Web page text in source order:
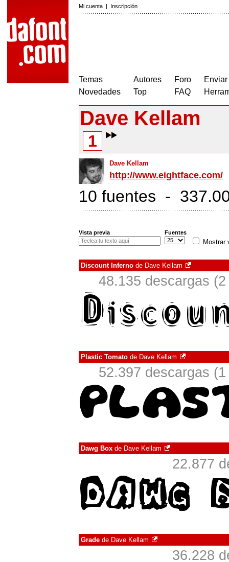
Mi cuenta | Inscripción
Temas
Novedades
Autores
Top
Foro
FAQ
Dave Kellam
1
Dave Kellam
http://www.eightface.com/
10 fuentes -
Vista previa Fuentes
Mostrar
Discount Inferno de Dave Kellam
48.135 descargas
Plastic Tomato de Dave Kellam
52.397 descargas
Dawg Box de Dave Kellam
22.877
Grade de Dave Kellam
36.228